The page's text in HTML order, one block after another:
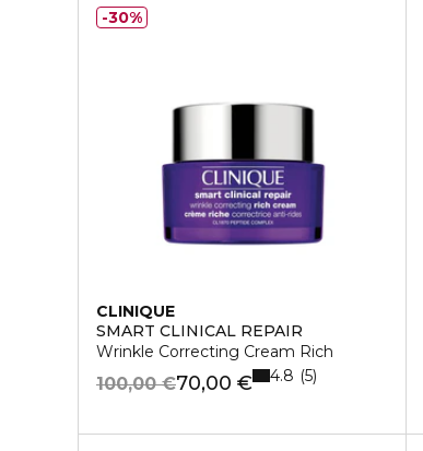
CLINIQUE
SMART CLINICAL REPAIR
Wrinkle Correcting Cream Rich
70,00 €
100,00 € 4.8 5
30%